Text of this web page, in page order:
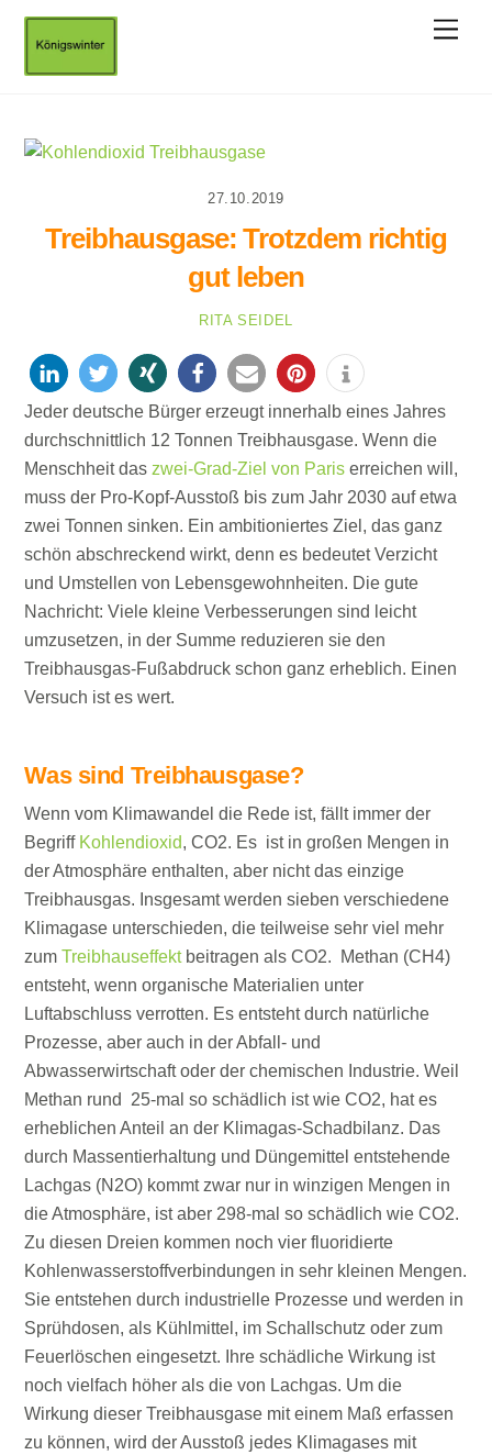
Skip
content
27.10.2019
Treibhausgase: Trotzdem richtig
gut leben
RITA SEIDEL
Jeder deutsche Bürger erzeugt innerhalb eines Jahres
durchschnittlich 12 Tonnen Treibhausgase. Wenn die
Menschheit das zwei-Grad-Ziel von Paris erreichen will,
muss der Pro-Kopf-Ausstoß bis zum Jahr 2030 auf etwa
zwei Tonnen sinken. Ein ambitioniertes Ziel, das ganz
schön abschreckend wirkt, denn es bedeutet Verzicht
und Umstellen von Lebensgewohnheiten. Die gute
Nachricht: Viele kleine Verbesserungen sind leicht
umzusetzen, in der Summe reduzieren sie den
Treibhausgas-Fußabdruck schon ganz erheblich. Einen
Versuch ist es wert.
Was sind Treibhausgase?
Wenn vom Klimawandel die Rede ist, fällt immer der
Begriff Kohlendioxid, CO2. Es ist in großen Mengen in
der Atmosphäre enthalten, aber nicht das einzige
Treibhausgas. Insgesamt werden sieben verschiedene
Klimagase unterschieden, die teilweise sehr viel mehr
zumTreibhauseffektbeitragen als CO2. Methan (CH4)
entsteht, wenn organische Materialien unter
Luftabschluss verrotten. Es entsteht durch natürliche
Prozesse, aber auch in der Abfall- und
Abwasserwirtschaft oder der chemischen Industrie. Weil
Methan rund 25-mal so schädlich ist wie CO2, hat es
erheblichen Anteil an der Klimagas-Schadbilanz. Das
durch Massentierhaltung und Düngemittel entstehende
Lachgas (N2O) kommt zwar nur in winzigen Mengen in
die Atmosphäre, ist aber 298-mal so schädlich wie CO2.
Zu diesen Dreien kommen noch vier fluoridierte
Kohlenwasserstoffverbindungen in sehr kleinen Mengen.
Sie entstehen durch industrielle Prozesse und werden in
Sprühdosen, als Kühlmittel, im Schallschutz oder zum
Feuerlöschen eingesetzt. Ihre schädliche Wirkung ist
noch vielfach höher als die von Lachgas. Um die
Wirkung dieser Treibhausgase mit einem Maß erfassen
zu können, wird der Ausstoß jedes Klimagases mit